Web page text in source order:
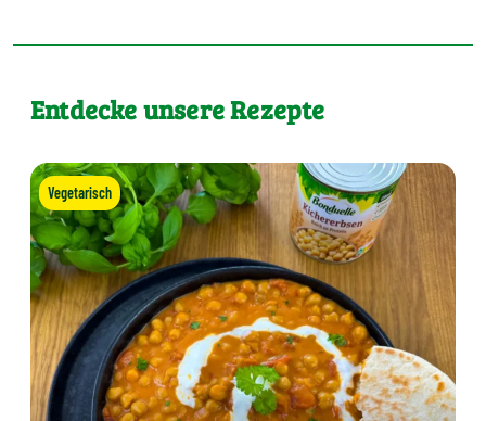
Entdecke unsere Rezepte
Vegetarisch